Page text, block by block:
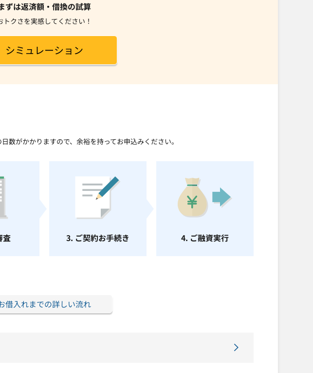
ずは返済額・借換の試算
トクさを実感してください！
シミュレーション
数がかかりますので、余裕を持ってお申込みください。
査 3. ご契約お手続き 4. ご融資実行
借入れまでの詳しい流れ